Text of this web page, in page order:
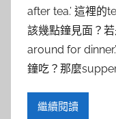
after tea.’ 這裡的
該幾點鐘見面？
around for
鐘吃？那麼
繼續閱讀